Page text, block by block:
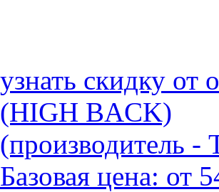
узнать скидку от
(HIGH BACK)
(производитель -
Базовая цена: от